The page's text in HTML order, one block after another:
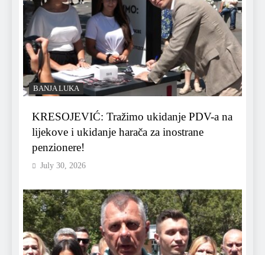
BANJA LUKA
KRESOJEVIĆ: Tražimo ukidanje PDV-a na
lijekove i ukidanje harača za inostrane
penzionere!
July 30, 2026